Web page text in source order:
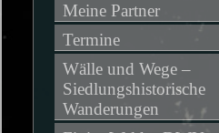
Meine Partner
Termine
Wälle und Wege –
Siedlungshistorische
Wanderungen